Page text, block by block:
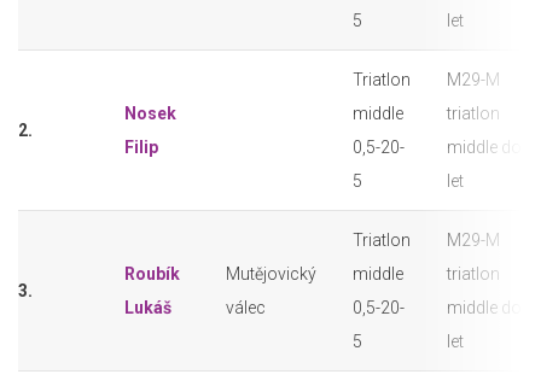
5
let
2.
Nosek
Filip
Triatlon
middle
0,5-20-
5
M29-M
triatlon
middle do
let
3.
Roubík
Lukáš
Mutějovický
válec
Triatlon
middle
0,5-20-
5
M29-M
triatlon
middle do
let